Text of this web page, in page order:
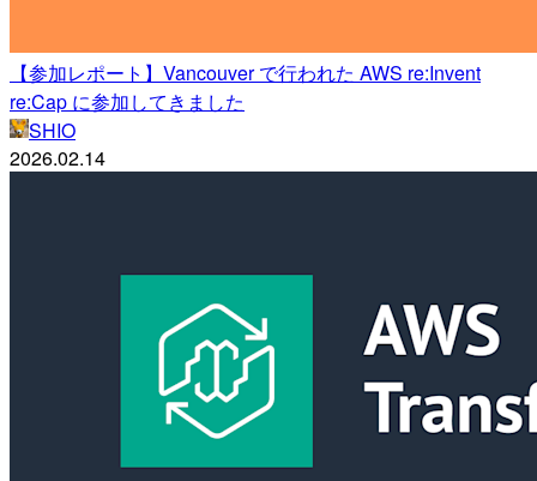
【参加レポート】Vancouver で行われた AWS re:Invent
re:Cap に参加してきました
SHIO
2026.02.14